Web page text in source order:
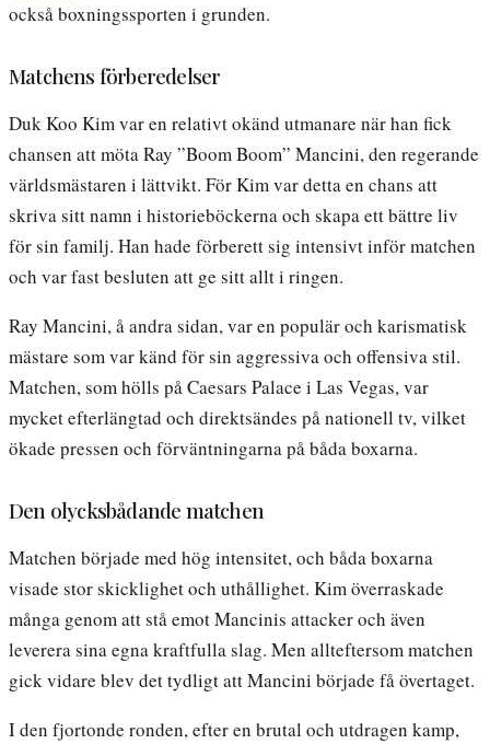
också boxningssporten i grunden.
Matchens förberedelser
Duk Koo Kim var en relativt okänd utmanare när han fick
chansen att möta Ray ”Boom Boom” Mancini, den regerande
världsmästaren i lättvikt. För Kim var detta en chans att
skriva sitt namn i historieböckerna och skapa ett bättre liv
för sin familj. Han hade förberett sig intensivt inför matchen
och var fast besluten att ge sitt allt i ringen.
Ray Mancini, å andra sidan, var en populär och karismatisk
mästare som var känd för sin aggressiva och offensiva stil.
Matchen, som hölls på Caesars Palace i Las Vegas, var
mycket efterlängtad och direktsändes på nationell tv, vilket
ökade pressen och förväntningarna på båda boxarna.
Den olycksbådande matchen
Matchen började med hög intensitet, och båda boxarna
visade stor skicklighet och uthållighet. Kim överraskade
många genom att stå emot Mancinis attacker och även
leverera sina egna kraftfulla slag. Men allteftersom matchen
gick vidare blev det tydligt att Mancini började få övertaget.
I den fjortonde ronden, efter en brutal och utdragen kamp,